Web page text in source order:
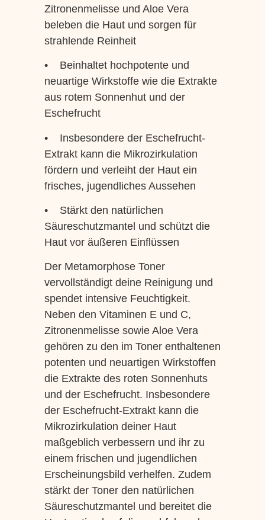
Zitronenmelisse und Aloe Vera
beleben die Haut und sorgen für
strahlende Reinheit
• Beinhaltet hochpotente und
neuartige Wirkstoffe wie die Extrakte
aus rotem Sonnenhut und der
Eschefrucht
• Insbesondere der Eschefrucht-
Extrakt kann die Mikrozirkulation
fördern und verleiht der Haut ein
frisches, jugendliches Aussehen
• Stärkt den natürlichen
Säureschutzmantel und schützt die
Haut vor äußeren Einflüssen
Der Metamorphose Toner
vervollständigt deine Reinigung und
spendet intensive Feuchtigkeit.
Neben den Vitaminen E und C,
Zitronenmelisse sowie Aloe Vera
gehören zu den im Toner enthaltenen
potenten und neuartigen Wirkstoffen
die Extrakte des roten Sonnenhuts
und der Eschefrucht. Insbesondere
der Eschefrucht-Extrakt kann die
Mikrozirkulation deiner Haut
maßgeblich verbessern und ihr zu
einem frischen und jugendlichen
Erscheinungsbild verhelfen. Zudem
stärkt der Toner den natürlichen
Säureschutzmantel und bereitet die